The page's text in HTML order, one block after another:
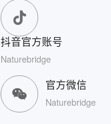
抖音官方账号
Naturebridge
官方微信
Naturebridge